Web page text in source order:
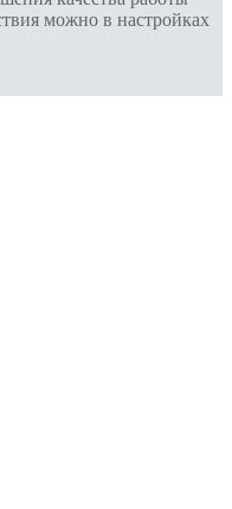
можно в настройках